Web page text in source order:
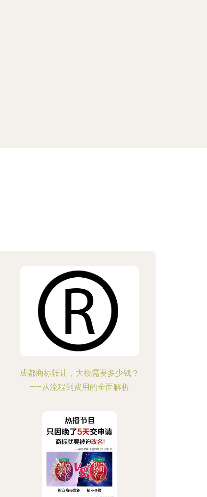
成都商标转让，大概需要多少钱？
——从流程到费用的全面解析